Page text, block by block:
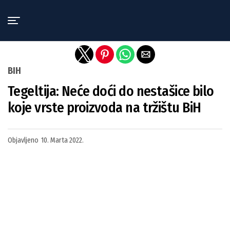
BIH
Tegeltija: Neće doći do nestašice bilo
koje vrste proizvoda na tržištu BiH
Objavljeno 10. Marta 2022.